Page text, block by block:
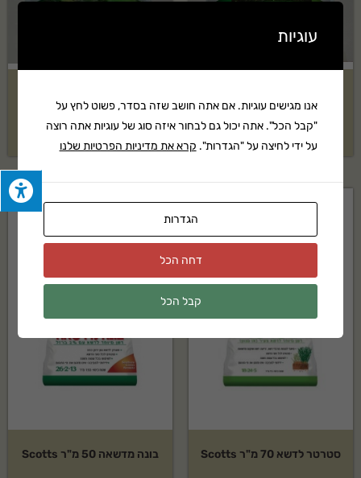
₪127
₪130
סטרטר לדשא 70 מ"ר Scotts בונה מדשאה 50 מ"ר Scotts
עוגיות
אנו מגישים עוגיות. אם אתה חושב שזה בסדר, פשוט לחץ על
"קבל הכל". אתה יכול גם לבחור איזה סוג של עוגיות אתה רוצה
על ידי לחיצה על "הגדרות". קרא את מדיניות הפרטיות שלנו
הגדרות
דחה הכל
קבל הכל